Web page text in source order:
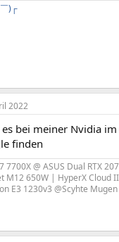
) ┌
2022
es bei meiner Nvidia
finden
7700X @ ASUS Dual RTX
M12 650W | HyperX Cloud
E3 1230v3 @Scyhte